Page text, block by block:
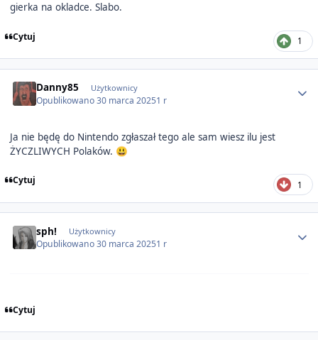
gierka na okladce. Slabo.
Cytuj 1
Danny85 Użytkownicy
Opublikowano30 marca 20251 r
Ja nie będę do Nintendo zgłaszał tego ale sam wiesz ilu jest
ŻYCZLIWYCH Polaków. 😃
Cytuj 1
sph! Użytkownicy
Opublikowano30 marca 20251 r
Cytuj